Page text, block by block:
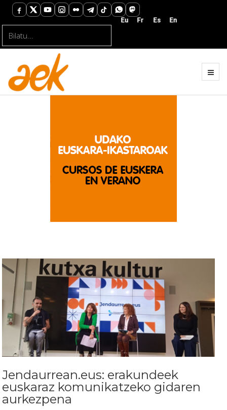
Jendaurrean.eus: erakundeek
euskaraz komunikatzeko gidaren
aurkezpena